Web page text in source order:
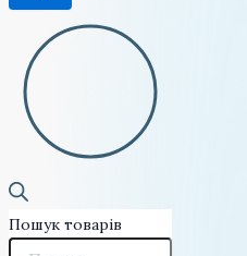
Пошук товарів